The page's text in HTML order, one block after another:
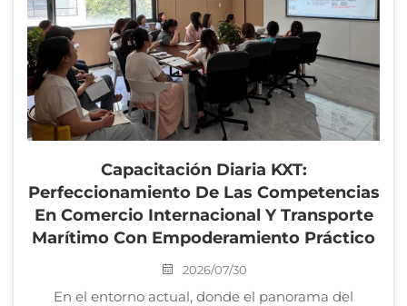
Capacitación Diaria KXT:
Perfeccionamiento De Las Competencias
En Comercio Internacional Y Transporte
Marítimo Con Empoderamiento Práctico
2026/07/30
En el entorno actual, donde el panorama del